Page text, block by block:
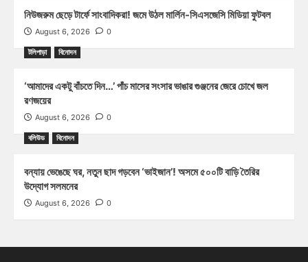
নিউজরুম ছেড়ে টার্ফে সাংবাদিকরা! জমে উঠল মার্লিন-সিএসজেসি মিডিয়া ফুটবল
August 6, 2026 0
টলিপাড়া বিনোদন
‘আমাদের একটু বাঁচতে দিন…’ পাঁচ মাসের সংসার ভাঙার গুঞ্জনের জেরে চোখে জল
রণজয়ের
August 6, 2026 0
বলিউড বিনোদন
বন্যায় ভেঙেছে ঘর, নতুন ছাদ গড়বেন ‘ভাইজান’! অসমে ৫০০টি বাড়ি তৈরির
উদ্যোগ সলমনের
August 6, 2026 0